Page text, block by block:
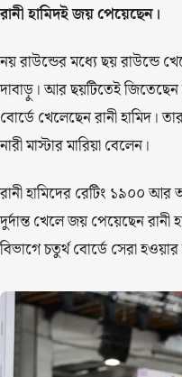
রানী হামিদই জয় পেয়েছেন।
নয় রাউন্ডের মধ্যে ছয় রাউন্ডে
দাবাড়ু। আর ছয়টিতেই জিতেছেন
বোর্ডে খেলেছেন রানী হামিদ।
নারী মাস্টার মারিয়া বেলেন।
রানী হামিদের রেটিং ১৯০০
দুর্দান্ত খেলে জয় পেয়েছেন রানী
বিভাগে চতুর্থ বোর্ডে সেরা